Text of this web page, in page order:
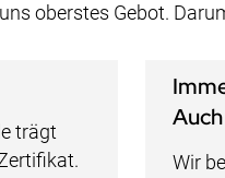
oberstes Gebot.
trägt
Wir